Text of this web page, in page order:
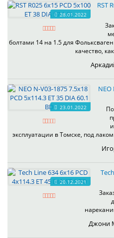
28.01.2022
RST
болтами 14 на 1.5 для
качество,
23.01.2022
NEO
эксплуатации в Томске, под
20.12.2021
Джони